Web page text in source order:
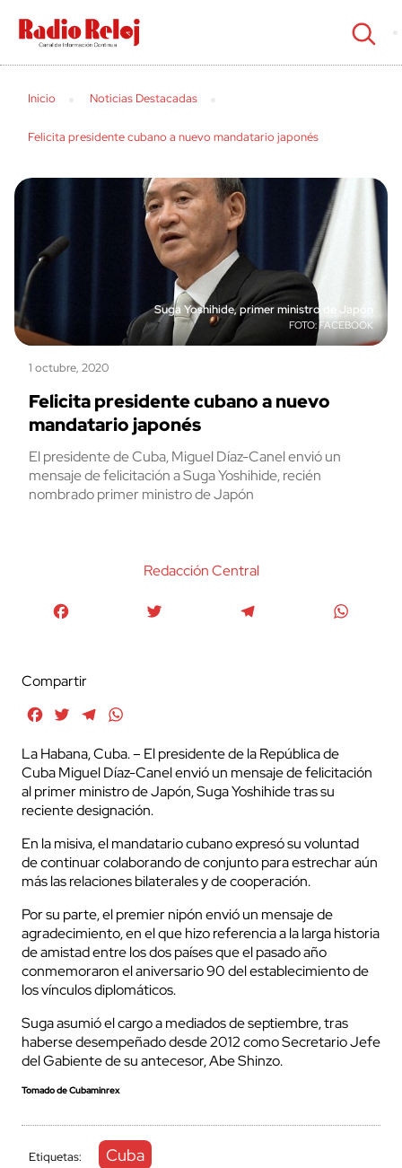
cerrar
Inicio Noticias Destacadas
Felicita presidente cubano a nuevo mandatario japonés
Suga Yoshihide, primer ministro de Japón
FACEBOOK
1 octubre, 2020
Felicita presidente cubano a nuevo
mandatario japonés
El presidente de Cuba, Miguel Díaz-Canel envió un
mensaje de felicitación a Suga Yoshihide, recién
nombrado primer ministro de Japón
Redacción Central
Compartir
FacebookTwitterTelegram
La Habana, Cuba. – El presidente de la República de
Cuba Miguel Díaz-Canel envió un mensaje de felicitación
al primer ministro de Japón, Suga Yoshihide tras su
reciente designación.
En la misiva, el mandatario cubano expresó su voluntad
de continuar colaborando de conjunto para estrechar aún
más las relaciones bilaterales y de cooperación.
Por su parte, el premier nipón envió un mensaje de
agradecimiento, en el que hizo referencia a la larga historia
de amistad entre los dos países que el pasado año
conmemoraron el aniversario 90 del establecimiento de
los vínculos diplomáticos.
Suga asumió el cargo a mediados de septiembre, tras
haberse desempeñado desde 2012 como Secretario Jefe
del Gabiente de su antecesor, Abe Shinzo.
Tomado de Cubaminrex
Etiquetas: Cuba